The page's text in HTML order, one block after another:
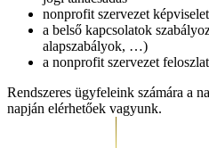
nonprofit szervezet
a belső kapcsolatok
alapszabályok, …)
a nonprofit szervezet
Rendszeres ügyfeleink számára a
napján elérhetőek vagyunk.